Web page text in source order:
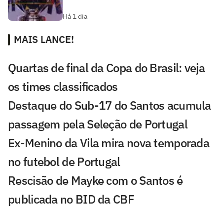
Há 1 dia
MAIS LANCE!
Quartas de final da Copa do Brasil: veja
os times classificados
Destaque do Sub-17 do Santos acumula
passagem pela Seleção de Portugal
Ex-Menino da Vila mira nova temporada
no futebol de Portugal
Rescisão de Mayke com o Santos é
publicada no BID da CBF